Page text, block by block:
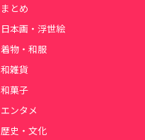
まとめ
日本画・浮世絵
着物・和服
和雑貨
和菓子
エンタメ
歴史・文化